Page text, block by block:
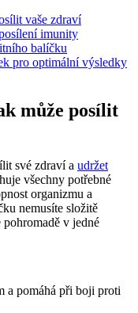
vaše zdraví
imunity
balíčku
pro optimální výsledky
může posílit
své zdraví ‍a udržet
všechny ⁢potřebné
organizmu a‌
nemusíte složitě
v jedné
a pomáhá při boji proti